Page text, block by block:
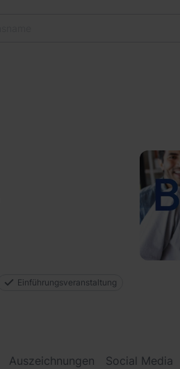
Einführungsveranstaltung
Auszeichnungen Social Media